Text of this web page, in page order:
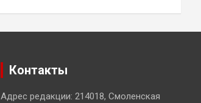
Контакты
Адрес редакции: 214018, Смоленская